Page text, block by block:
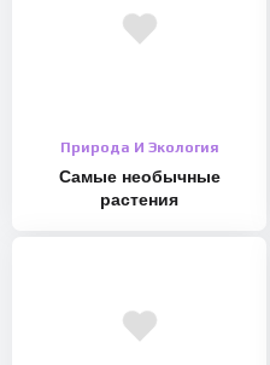
Природа И Экология
Самые необычные
растения